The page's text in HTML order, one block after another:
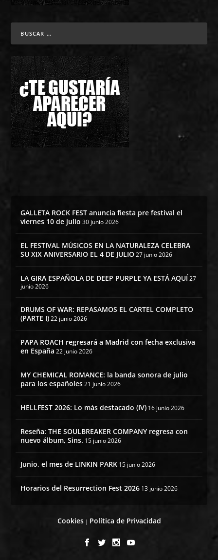
GALLETA ROCK FEST anuncia fiesta pre festival el
viernes 10 de julio 30 junio 2026
EL FESTIVAL MÚSICOS EN LA NATURALEZA CELEBRA
SU XIX ANIVERSARIO EL 4 DE JULIO 27 junio 2026
LA GIRA ESPAÑOLA DE DEEP PURPLE YA ESTÁ AQUÍ27
junio 2026
DRUMS OF WAR: REPASAMOS EL CARTEL COMPLETO
(PARTE I) 22 junio 2026
PAPA ROACH regresará a Madrid con fecha exclusiva
en España 22 junio 2026
MY CHEMICAL ROMANCE: la banda sonora de julio
para los españoles 21 junio 2026
HELLFEST 2026: Lo más destacado (IV) 16 junio 2026
Reseña: THE SOULBREAKER COMPANY regresa con
nuevo álbum, Sins. 15 junio 2026
Junio, el mes de LINKIN PARK 15 junio 2026
Horarios del Resurrection Fest 2026 13 junio 2026
Cookies| Política de Privacidad